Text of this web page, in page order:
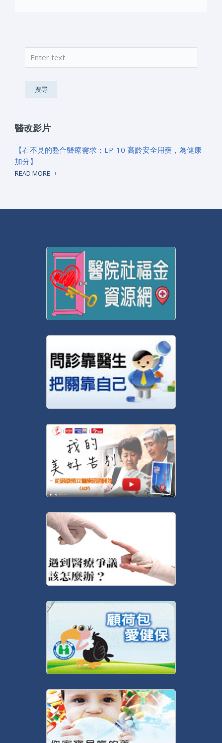
搜尋表單
醫改影片
【看不見的整合醫療需求：EP-10 高齡安全用藥，為健康
加分】
READ MORE